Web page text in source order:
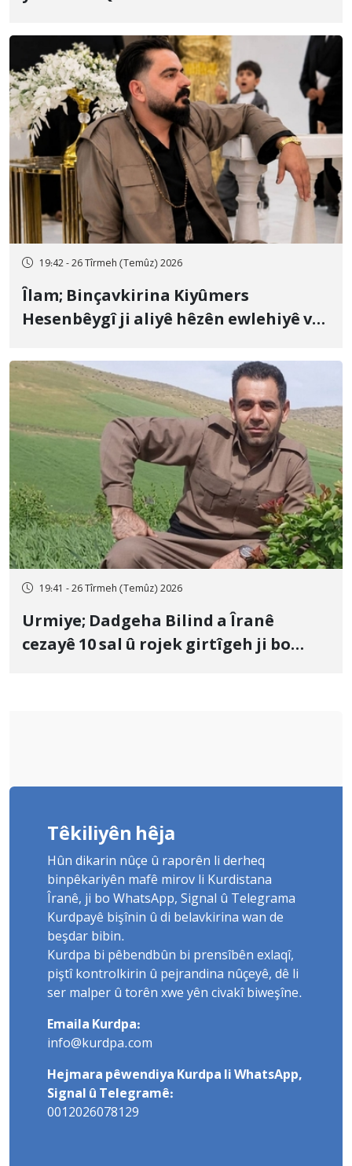
19:42 - 26 Tîrmeh (Temûz) 2026
Îlam; Binçavkirina Kiyûmers
Hesenbêygî ji aliyê hêzên ewlehiyê ve
19:41 - 26 Tîrmeh (Temûz) 2026
Urmiye; Dadgeha Bilind a Îranê
cezayê 10 sal û rojek girtîgeh ji bo
Têkiliyên hêja
Hûn dikarin nûçe û raporên li derheq
binpêkariyên mafê mirov li Kurdistana
Îranê, ji bo WhatsApp, Signal û Telegrama
Kurdpayê bişînin û di belavkirina wan de
beşdar bibin.
Kurdpa bi pêbendbûn bi prensîbên exlaqî,
piştî kontrolkirin û pejrandina nûçeyê, dê li
ser malper û torên xwe yên civakî biweşîne.
Emaila Kurdpa:
info@kurdpa.com
Hejmara pêwendiya Kurdpa li WhatsApp,
Signal û Telegramê:
0012026078129